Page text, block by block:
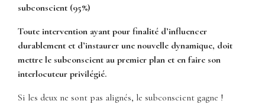
subconscient (95%)
Toute intervention ayant pour finalité d’influencer
durablement et d’instaurer une nouvelle dynamique, doit
mettre le subconscient au premier plan et en faire son
interlocuteur privilégié.
Si les deux ne sont pas alignés, le subconscient gagne !